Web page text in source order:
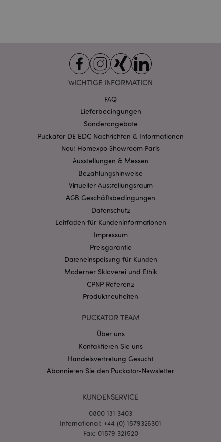
WICHTIGE INFORMATION
FAQ
Lieferbedingungen
Sonderangebote
Puckator DE EDC Nachrichten & Informationen
Neu! Homexpo Showroom Paris
Ausstellungen & Messen
Bezahlungshinweise
Virtueller Ausstellungsraum
AGB Geschäftsbedingungen
Datenschutz
Leitfaden für Kundeninformationen
Impressum
Preisgarantie
Dateneinspeisung für Kunden
Moderner Sklaverei und Ethik
CPNP Referenz
Produktneuheiten
PUCKATOR TEAM
Über uns
Kontaktieren Sie uns
Handelsvertretung Gesucht
Abonnieren Sie den Puckator-Newsletter
KUNDENSERVICE
0800 181 3403
International: +44 (0) 1579326301
Fax: 01579 321520
mage-cache-storage-section-
mage-messages